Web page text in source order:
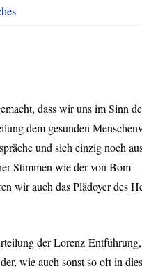
dass wir uns im Sinn
dem gesunden
und sich einzig noch
Stimmen wie der von Bom-
wir auch das Plädoyer des
der Lorenz-
wie auch sonst so oft in